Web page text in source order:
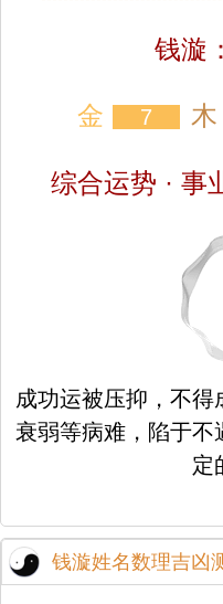
钱漩
金 7 木
综合运势 · 事
成功运被压抑，不
衰弱等病难，陷于
定
钱漩姓名数理吉凶